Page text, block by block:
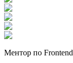
Ментор по Frontend